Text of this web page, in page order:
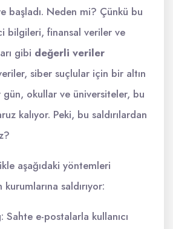
başladı. Neden mi? Çünkü bu
bilgileri, finansal veriler ve
gibi değerli veriler
siber suçlular için bir altın
okullar ve üniversiteler, bu
kalıyor. Peki, bu saldırılardan
aşağıdaki yöntemleri
saldırıyor:
: Sahte e-postalarla kullanıcı